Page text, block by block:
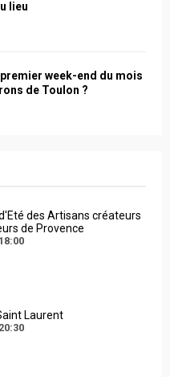
lieu
week-end du mois
de Toulon ?
des Artisans créateurs
de Provence
18:00
Laurent
20:30